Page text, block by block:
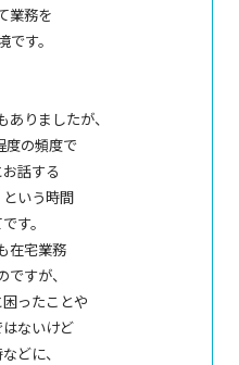
業務を
です。
りましたが、
度の頻度で
話する
という時間
す。
在宅業務
ですが、
ったことや
ないけど
どに、